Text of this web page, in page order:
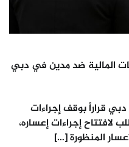
المالية ضد مدين في دبي
قراراً بوقف إجراءات
لافتتاح إجراءات إعساره،
المنظورة […]